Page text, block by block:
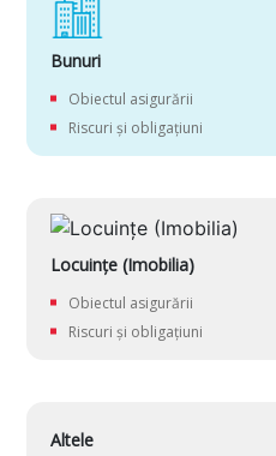
Bunuri
Obiectul asigurării
Riscuri și obligațiuni
Locuințe (Imobilia)
Obiectul asigurării
Riscuri și obligațiuni
Altele